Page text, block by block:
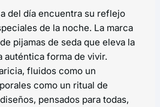
del día encuentra su reflejo
de la noche. La marca
pijamas de seda que eleva la
auténtica forma de vivir.
fluidos como un
como un ritual de
pensados para todas,